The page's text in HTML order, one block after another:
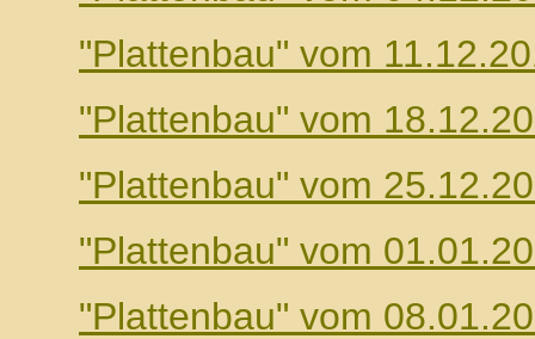
"Plattenbau" vom
"Plattenbau" vom
"Plattenbau" vom
"Plattenbau" vom
"Plattenbau" vom